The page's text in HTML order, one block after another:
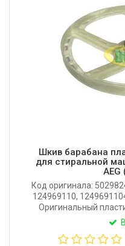
Шкив барабана
для стиральной
AEG
Код оригинала:
124969110,
Оригинальный
стиральной